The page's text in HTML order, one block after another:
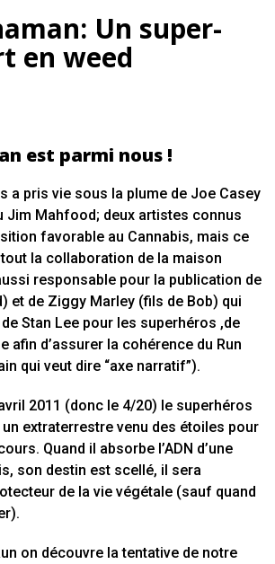
Un super-
en weed
est parmi nous !
a pris vie sous la plume de Joe Casey
Jim Mahfood; deux artistes connus
favorable au Cannabis, mais ce
la collaboration de la maison
responsable pour la publication de
et de Ziggy Marley (fils de Bob) qui
Stan Lee pour les superhéros ,de
afin d’assurer la cohérence du Run
qui veut dire “axe narratif”).
2011 (donc le 4/20) le superhéros
extraterrestre venu des étoiles pour
Quand il absorbe l’ADN d’une
son destin est scellé, il sera
de la vie végétale (sauf quand
on découvre la tentative de notre